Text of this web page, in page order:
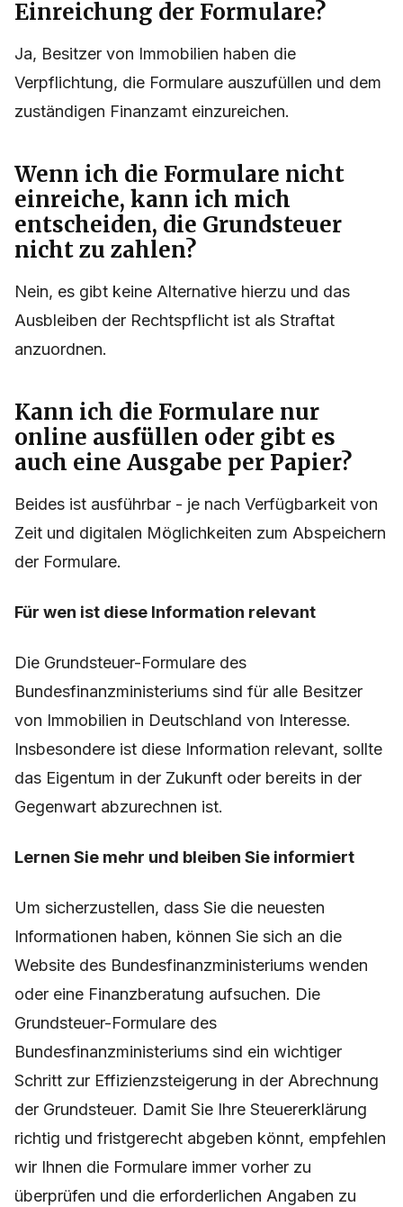
Einreichung der Formulare?
Ja, Besitzer von Immobilien haben die
Verpflichtung, die Formulare auszufüllen und dem
zuständigen Finanzamt einzureichen.
Wenn ich die Formulare nicht
einreiche, kann ich mich
entscheiden, die Grundsteuer
nicht zu zahlen?
Nein, es gibt keine Alternative hierzu und das
Ausbleiben der Rechtspflicht ist als Straftat
anzuordnen.
Kann ich die Formulare nur
online ausfüllen oder gibt es
auch eine Ausgabe per Papier?
Beides ist ausführbar - je nach Verfügbarkeit von
Zeit und digitalen Möglichkeiten zum Abspeichern
der Formulare.
Für wen ist diese Information relevant
Die Grundsteuer-Formulare des
Bundesfinanzministeriums sind für alle Besitzer
von Immobilien in Deutschland von Interesse.
Insbesondere ist diese Information relevant, sollte
das Eigentum in der Zukunft oder bereits in der
Gegenwart abzurechnen ist.
Lernen Sie mehr und bleiben Sie informiert
Um sicherzustellen, dass Sie die neuesten
Informationen haben, können Sie sich an die
Website des Bundesfinanzministeriums wenden
oder eine Finanzberatung aufsuchen. Die
Grundsteuer-Formulare des
Bundesfinanzministeriums sind ein wichtiger
Schritt zur Effizienzsteigerung in der Abrechnung
der Grundsteuer. Damit Sie Ihre Steuererklärung
richtig und fristgerecht abgeben könnt, empfehlen
wir Ihnen die Formulare immer vorher zu
überprüfen und die erforderlichen Angaben zu